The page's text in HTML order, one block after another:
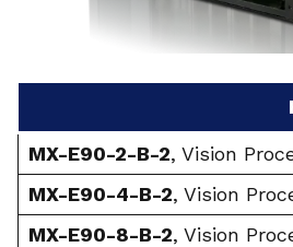
MX-E90-2-B-2, Vision
MX-E90-4-B-2, Vision
MX-E90-8-B-2, Vision